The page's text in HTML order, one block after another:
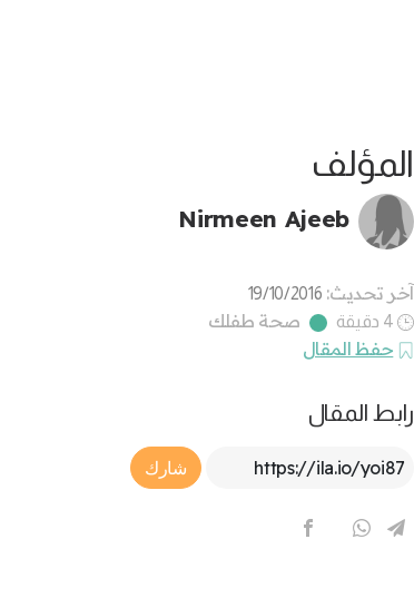
المؤلف
Nirmeen Ajeeb
آخر تحديث: 19/10/2016
4 دقيقة
صحة طفلك
حفظ المقال
رابط المقال
Article Link
شارك